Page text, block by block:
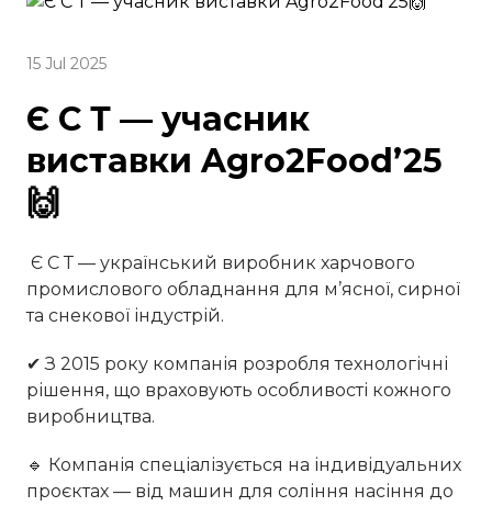
15 Jul 2025
Є С Т — учасник
виставки Agro2Food’25
🙌
Є С Т — український виробник харчового
промислового обладнання для м’ясної, сирної
та снекової індустрій.
✔ З 2015 року компанія розробля технологічні
рішення, що враховують особливості кожного
виробництва.
🔹 Компанія спеціалізується на індивідуальних
проєктах — від машин для соління насіння до